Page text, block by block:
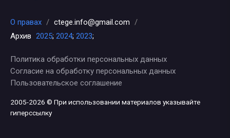
О правах / ctege.info@gmail.com /
Архив 2025; 2024; 2023;
Политика обработки персональных данных
Согласие на обработку персональных данных
Пользовательское соглашение
2005-2026 © При использовании материалов указывайте
гиперссылку